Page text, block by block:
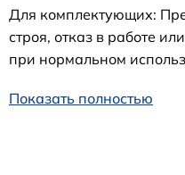
Для комплектующих:
строя, отказ в работе
при нормальном
Показать полностью